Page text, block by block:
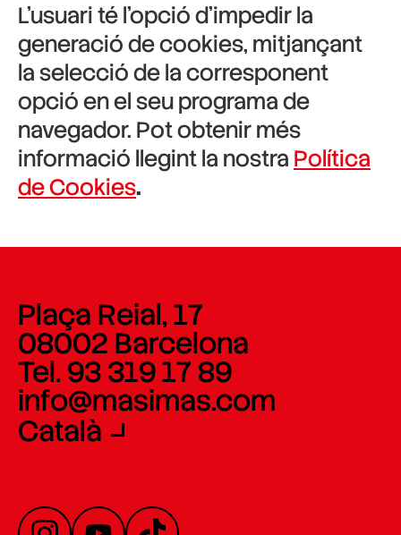
L’usuari té l’opció d’impedir la
generació de cookies, mitjançant
la selecció de la corresponent
opció en el seu programa de
navegador. Pot obtenir més
informació llegint la nostra Política
de Cookies.
Plaça Reial, 17
08002 Barcelona
Tel. 93 319 17 89
info@masimas.com
Català